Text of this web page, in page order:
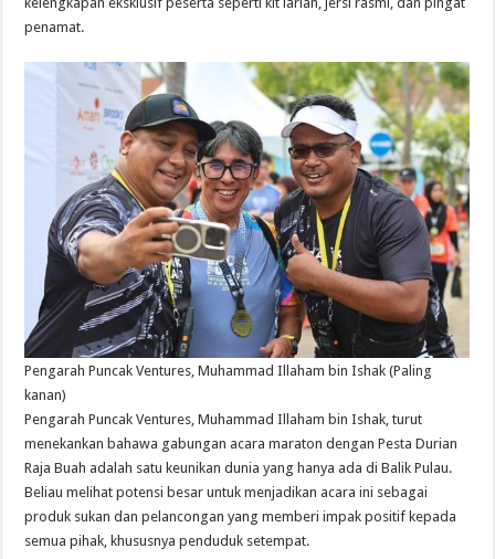
penamat.
Pengarah Puncak Ventures, Muhammad Illaham bin Ishak (Paling
kanan)
Pengarah Puncak Ventures, Muhammad Illaham bin Ishak, turut
menekankan bahawa gabungan acara maraton dengan Pesta Durian
Raja Buah adalah satu keunikan dunia yang hanya ada di Balik Pulau.
Beliau melihat potensi besar untuk menjadikan acara ini sebagai
produk sukan dan pelancongan yang memberi impak positif kepada
semua pihak, khususnya penduduk setempat.